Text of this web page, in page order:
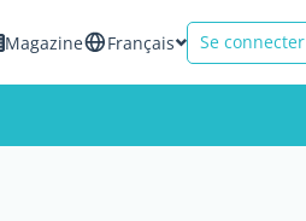
Magazine Français Se connecter